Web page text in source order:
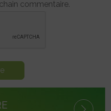
commentaire.